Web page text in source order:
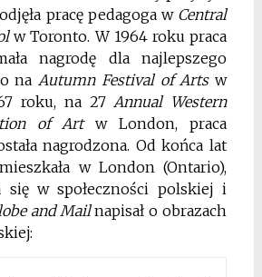
pracę pedagoga w Central
w Toronto. W 1964 roku praca
nagrodę dla najlepszego
naAutumn Festival of Artsw
roku, na 27Annual Western
of Artw London, praca
nagrodzona. Od końca lat
w London (Ontario),
się w społeczności polskiej i
and Mailnapisał o obrazach